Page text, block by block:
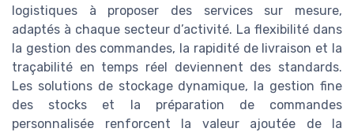
logistiques à proposer des services sur mesure,
adaptés à chaque secteur d’activité. La flexibilité dans
la gestion des commandes, la rapidité de livraison et la
traçabilité en temps réel deviennent des standards.
Les solutions de stockage dynamique, la gestion fine
des stocks et la préparation de commandes
personnalisée renforcent la valeur ajoutée de la